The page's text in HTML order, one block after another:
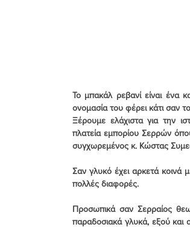
Το μπακάλ ρεβανί είναι ένα
ονομασία του φέρει κάτι σαν
Ξέρουμε ελάχιστα για την
πλατεία εμπορίου Σερρών
συγχωρεμένος κ. Κώστας
Σαν γλυκό έχει αρκετά κοινά
πολλές διαφορές.
Προσωπικά σαν Σερραίος
παραδοσιακά γλυκά, εξού και